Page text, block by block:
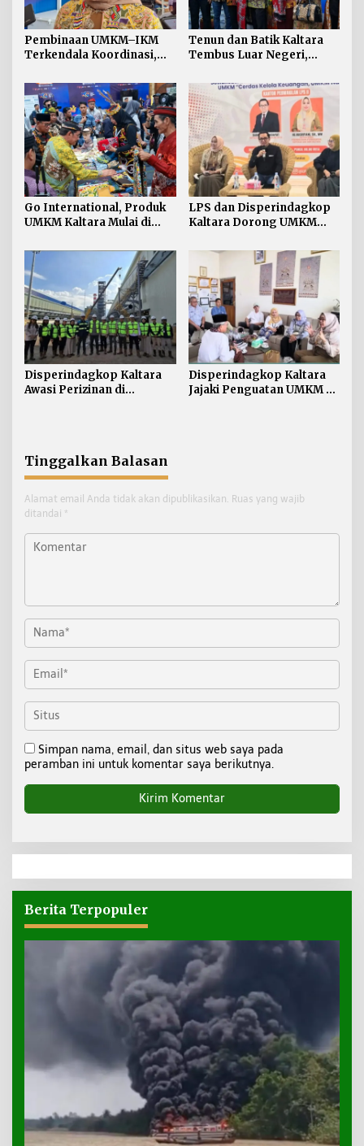
Pembinaan UMKM–IKM
Terkendala Koordinasi,
Buka Suara
Tenun dan Batik Kaltara
Tembus Luar Negeri,
Tarik
Go International, Produk
UMKM Kaltara Mulai di
LPS dan Disperindagkop
Kaltara Dorong UMKM
Disperindagkop Kaltara
Awasi Perizinan di
Disperindagkop Kaltara
Jajaki Penguatan UMKM ke
Tinggalkan Balasan
Alamat email Anda tidak akan dipublikasikan. Ruas yang wajib
ditandai *
Simpan nama, email, dan situs web saya pada
peramban ini untuk komentar saya berikutnya.
Berita Terpopuler